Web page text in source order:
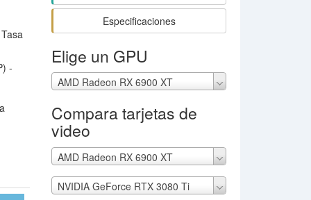
-
Especificaciones
Elige un GPU
AMD Radeon RX 6900 XT
Compara tarjetas de
video
AMD Radeon RX 6900 XT
NVIDIA GeForce RTX 3080 Ti